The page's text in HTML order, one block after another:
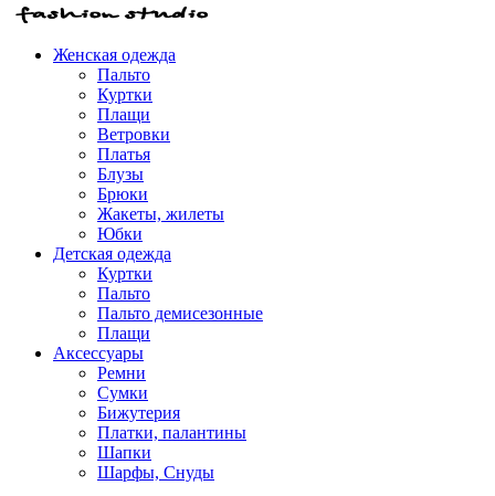
Женская одежда
Пальто
Куртки
Плащи
Ветровки
Платья
Блузы
Брюки
Жакеты, жилеты
Юбки
Детская одежда
Куртки
Пальто
Пальто демисезонные
Плащи
Аксессуары
Ремни
Сумки
Бижутерия
Платки, палантины
Шапки
Шарфы, Снуды